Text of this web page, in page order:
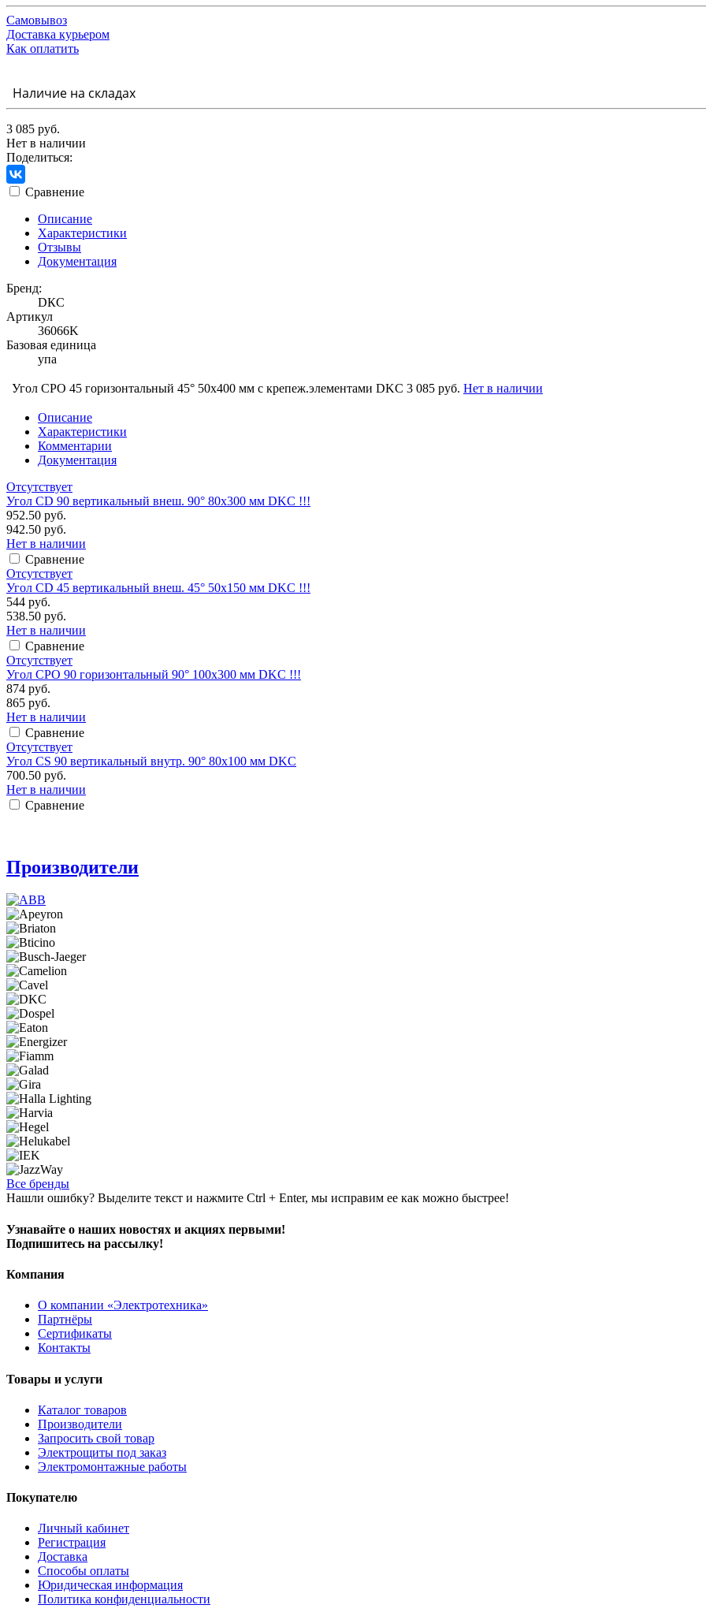
Самовывоз
Доставка курьером
Как оплатить
Наличие на складах
3 085 руб.
Нет в наличии
Поделиться:
Сравнение
Описание
Характеристики
Отзывы
Документация
Бренд:
DКС
Артикул
36066K
Базовая единица
упа
Угол CPO 45 горизонтальный 45° 50х400 мм с крепеж.элементами DKC 3 085 руб. Нет в наличии
Описание
Характеристики
Комментарии
Документация
Отсутствует
Угол CD 90 вертикальный внеш. 90° 80х300 мм DKC !!!
952.50 руб.
942.50 руб.
Нет в наличии
Сравнение
Отсутствует
Угол CD 45 вертикальный внеш. 45° 50х150 мм DKC !!!
544 руб.
538.50 руб.
Нет в наличии
Сравнение
Отсутствует
Угол CPO 90 горизонтальный 90° 100х300 мм DKC !!!
874 руб.
865 руб.
Нет в наличии
Сравнение
Отсутствует
Угол CS 90 вертикальный внутр. 90° 80х100 мм DKC
700.50 руб.
Нет в наличии
Сравнение
Производители
Все бренды
Нашли ошибку? Выделите текст и нажмите Ctrl + Enter, мы исправим ее как можно быстрее!
Узнавайте о наших новостях и акциях первыми!
Подпишитесь на рассылку!
Компания
О компании «Электротехника»
Партнёры
Сертификаты
Контакты
Товары и услуги
Каталог товаров
Производители
Запросить свой товар
Электрощиты под заказ
Электромонтажные работы
Покупателю
Личный кабинет
Регистрация
Доставка
Способы оплаты
Юридическая информация
Политика конфиденциальности